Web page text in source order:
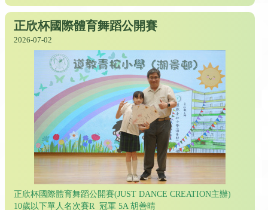
正欣杯國際體育舞蹈公開賽
2026-07-02
正欣杯國際體育舞蹈公開賽(JUST DANCE CREATION主辦)
10歲以下單人名次賽R 冠軍 5A 胡善晴